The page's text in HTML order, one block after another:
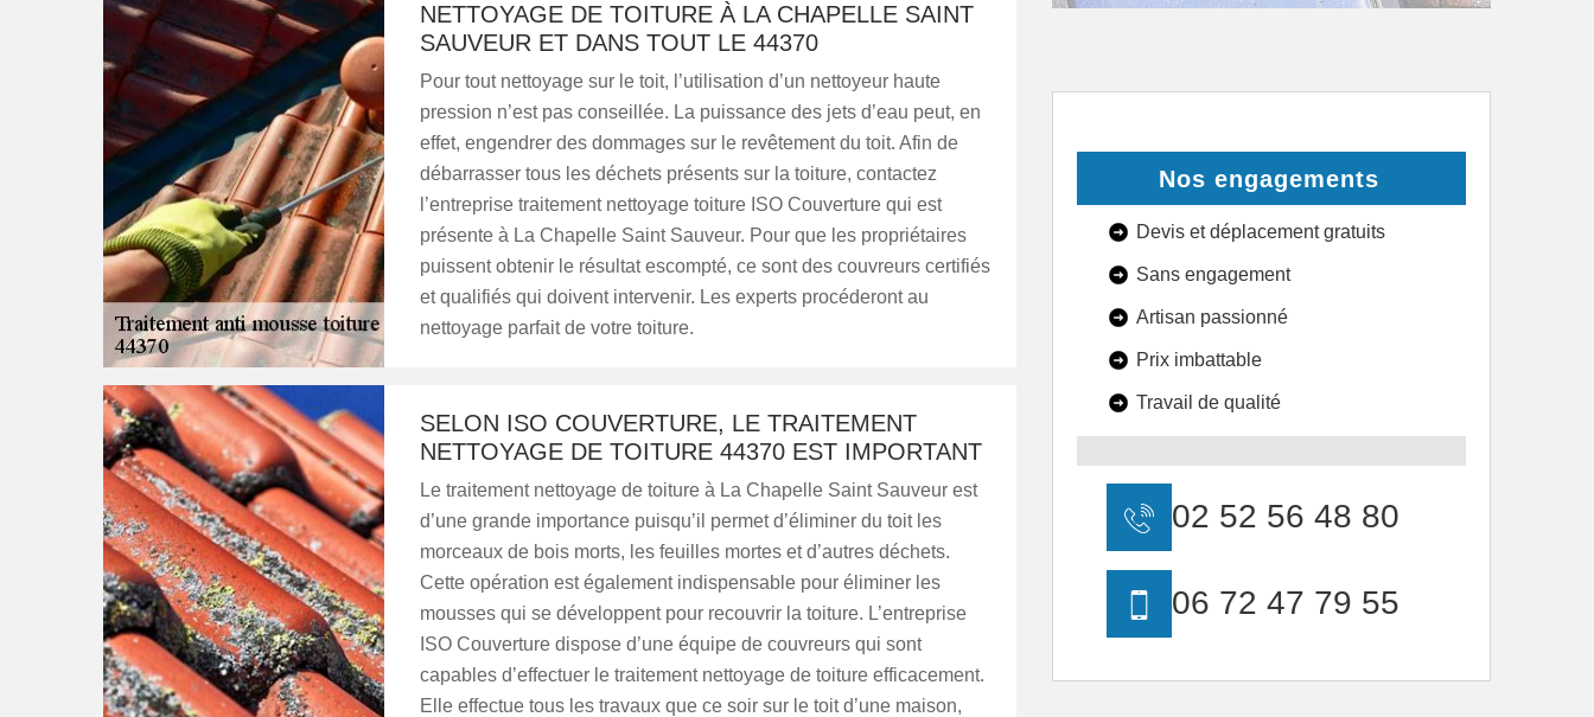
NETTOYAGE DE TOITURE À LA CHAPELLE SAINT
SAUVEUR ET DANS TOUT LE 44370
Pour tout nettoyage sur le toit, l’utilisation d’un nettoyeur haute
pression n’est pas conseillée. La puissance des jets d’eau peut, en
effet, engendrer des dommages sur le revêtement du toit. Afin de
débarrasser tous les déchets présents sur la toiture, contactez
l’entreprise traitement nettoyage toiture ISO Couverture qui est
présente à La Chapelle Saint Sauveur. Pour que les propriétaires
puissent obtenir le résultat escompté, ce sont des couvreurs certifiés
et qualifiés qui doivent intervenir. Les experts procéderont au
nettoyage parfait de votre toiture.
SELON ISO COUVERTURE, LE TRAITEMENT
NETTOYAGE DE TOITURE 44370 EST IMPORTANT
Le traitement nettoyage de toiture à La Chapelle Saint Sauveur est
d’une grande importance puisqu’il permet d’éliminer du toit les
morceaux de bois morts, les feuilles mortes et d’autres déchets.
Cette opération est également indispensable pour éliminer les
mousses qui se développent pour recouvrir la toiture. L’entreprise
ISO Couverture dispose d’une équipe de couvreurs qui sont
capables d’effectuer le traitement nettoyage de toiture efficacement.
Elle effectue tous les travaux que ce soir sur le toit d’une maison,
Nos engagements
Devis et déplacement gratuits
Sans engagement
Artisan passionné
Prix imbattable
Travail de qualité
02 52 56 48 80
06 72 47 79 55